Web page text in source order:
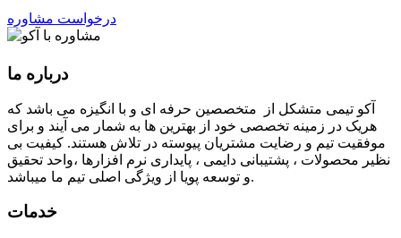
درخواست مشاوره
درباره ما
آكو تيمی متشکل از متخصصین حرفه ای و با انگیزه می باشد که
هریک در زمینه تخصصی خود از بهترین ها به شمار می آیند و برای
موفقیت تيم و رضایت مشتریان پیوسته در تلاش هستند. کیفیت بی
نظير محصولات ، پشتیبانی دايمی ، پایداری نرم افزارها ،واحد تحقیق
و توسعه پویا از ویژگی اصلی تیم ما میباشد.
خدمات